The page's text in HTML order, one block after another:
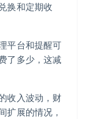
换和定期收
平台和提醒可
了多少，这减
收入波动，财
扩展的情况，